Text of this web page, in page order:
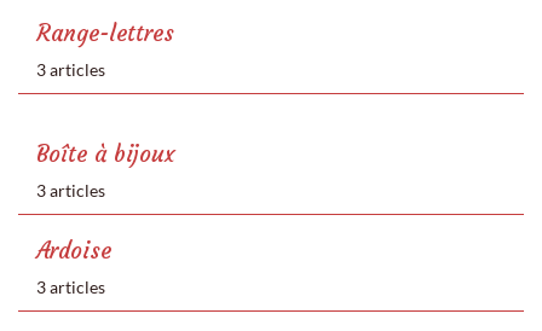
Range-lettres
3 articles
Boîte à bijoux
3 articles
Ardoise
3 articles